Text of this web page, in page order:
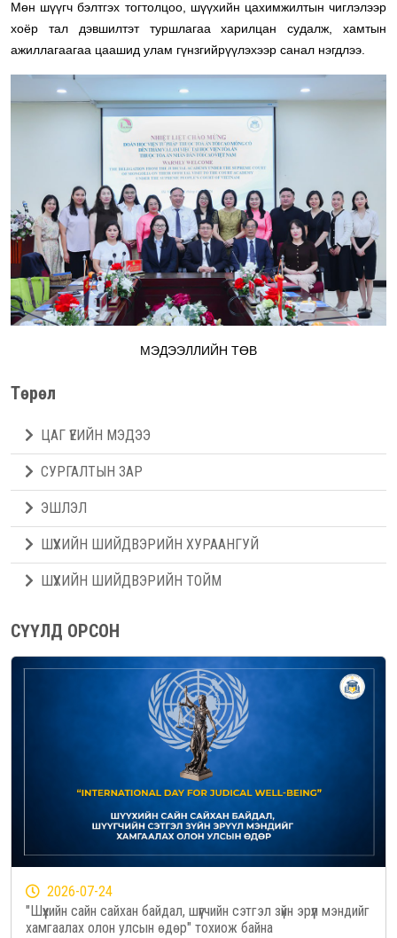
Мөн шүүгч бэлтгэх тогтолцоо, шүүхийн цахимжилтын чиглэлээр
хоёр тал дэвшилтэт туршлагаа харилцан судалж, хамтын
ажиллагаагаа цаашид улам гүнзгийрүүлэхээр санал нэгдлээ.
МЭДЭЭЛЛИЙН ТӨВ
Төрөл
ЦАГ ҮЕИЙН МЭДЭЭ
СУРГАЛТЫН ЗАР
ЭШЛЭЛ
ШҮҮХИЙН ШИЙДВЭРИЙН ХУРААНГУЙ
ШҮҮХИЙН ШИЙДВЭРИЙН ТОЙМ
СҮҮЛД ОРСОН
2026-07-24
"Шүүхийн сайн сайхан байдал, шүүгчийн сэтгэл зүйн эрүүл мэндийг
хамгаалах олон улсын өдөр" тохиож байна